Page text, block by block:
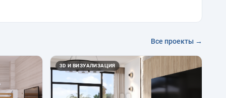
Все проекты →
3D И ВИЗУАЛИЗАЦИЯ